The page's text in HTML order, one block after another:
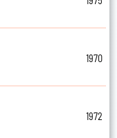
1970
1972